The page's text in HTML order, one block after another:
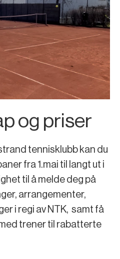
og priser
tennisklubb kan du
fra 1.mai til langt ut i
til å melde deg på
arrangementer,
i regi av NTK, samt få
trener til rabatterte